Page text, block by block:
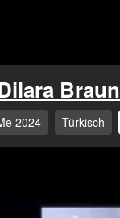
Braun
2024 Türkisch